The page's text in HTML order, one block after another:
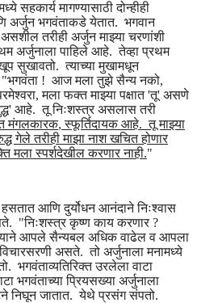
सहकार्य मागण्यासाठी दोन्हीही
अर्जुन भगवंताकडे येतात. भगवान
तरीही अर्जुन माझ्या चरणांशी
अर्जुनाला पाहिले आहे. तेव्हा प्रथम
सुखावतो. त्याच्या मुखामधून
! आज मला तुझे सैन्य नको,
,मला फक्त माझ्या पक्षात'तू' असणे
' आहे. तू निःशस्त्र असलास तरी
मंगलकारक,स्फूर्तिदायक आहे. तू माझ्या
गेले तरीही माझा नाश खचित होणार
मला स्पर्शदेखील करणार नाही."
आणि दुर्योधन आनंदाने निःश्वास
"निःशस्त्र कृष्ण काय करणार ?
आपले सैन्यबल अधिक वाढेल व आपला
असते. तो अर्जुनाला मनामध्ये
भगवंताव्यतिरिक्त उरलेला वाटा
भगवंताच्या प्रियसख्या अर्जुनाला
निघून जातात. येथे प्रसंग संपतो.